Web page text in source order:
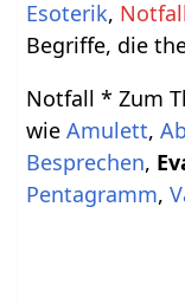
Esoterik, Notfall
Begriffe, die
Notfall * Zum
wieAmulett,
Besprechen,
Pentagramm,